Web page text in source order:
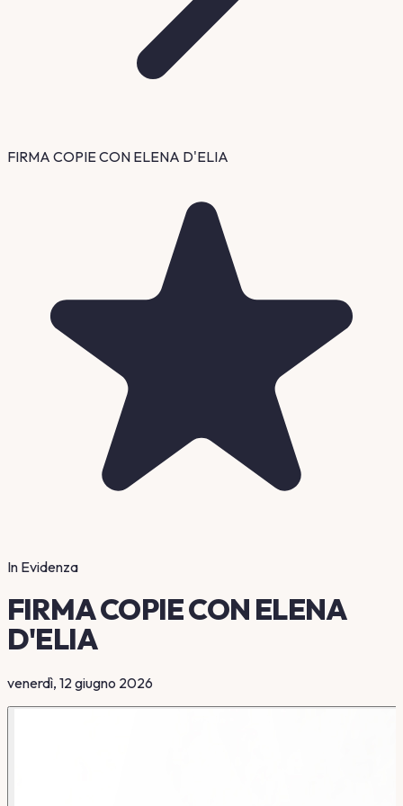
FIRMA COPIE CON ELENA D'ELIA
In Evidenza
FIRMA COPIE CON ELENA
D'ELIA
venerdì, 12 giugno 2026